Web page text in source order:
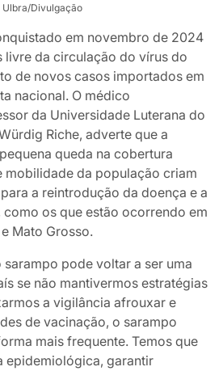
Ulbra/Divulgação
em novembro de 2024
livre da circulação do vírus do
de novos casos importados em
nacional. O médico
da Universidade Luterana do
Riche, adverte que a
queda na cobertura
mobilidade da população criam
a reintrodução da doença e a
os que estão ocorrendo em
Mato Grosso.
pode voltar a ser uma
se não mantivermos estratégias
a vigilância afrouxar e
de vacinação, o sarampo
mais frequente. Temos que
epidemiológica, garantir